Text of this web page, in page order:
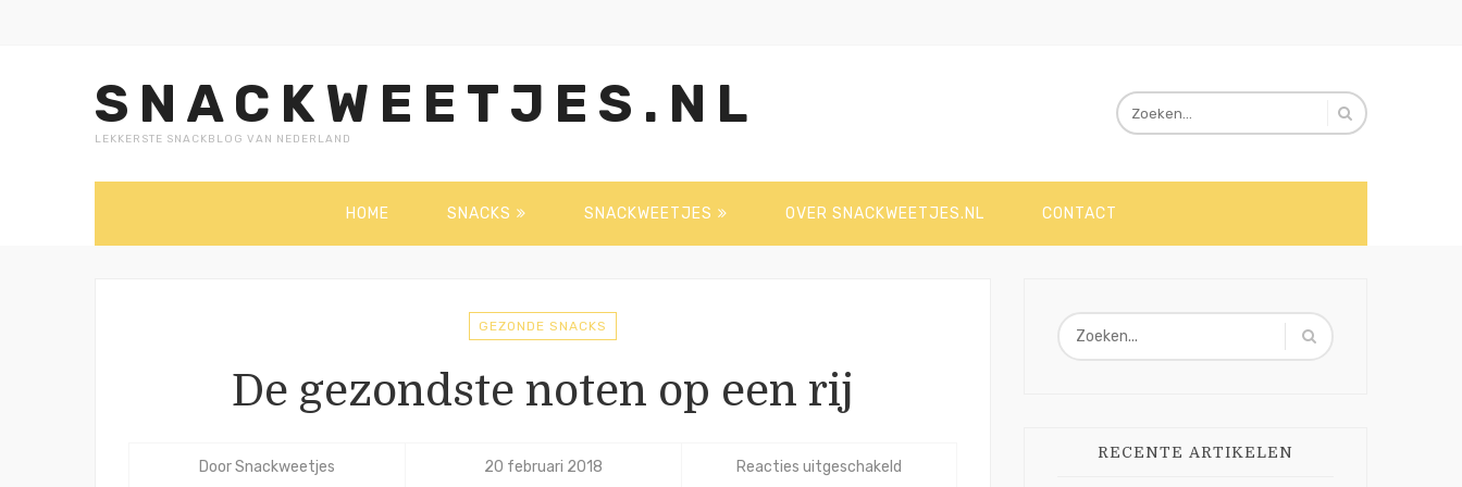
SNACKWEETJES.NL
LEKKERSTE SNACKBLOG VAN NEDERLAND
HOME SNACKS SNACKWEETJES OVER SNACKWEETJES.NL CONTACT
GEZONDE SNACKS
De gezondste noten op een rij
DoorSnackweetjes 20 februari 2018 Reacties uitgeschakeld
RECENTE ARTIKELEN